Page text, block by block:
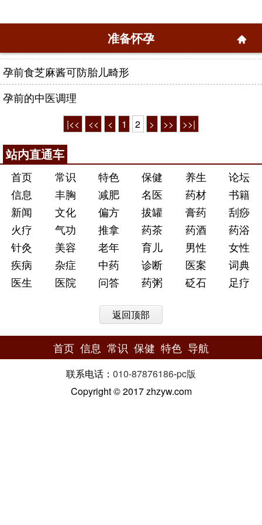
准备怀孕
孕前食芝麻酱可防胎儿畸形
孕前的中医调理
|<< << < 1 2 > >> >>|
站内直通车
首页 常识 特色 保健 养生
论坛
信息
丰胸 减肥 名医 药材
书籍
新闻
文化 偏方 拔罐 膏药
刮痧
火疗
气功 推拿 药茶 药酒
药浴
针灸
美容 老年 育儿 男性
女性
疾病
杂症 中药 诊断 医案
词典
医生
医院 问答 药粥 砭石 足疗
返回顶部
首页 信息 常识 保健 特色 导航
联系电话： 010-87876186-pc版
Copyright © 2017 zhzyw.com